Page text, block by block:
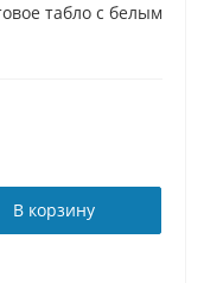
табло с белым
В корзину